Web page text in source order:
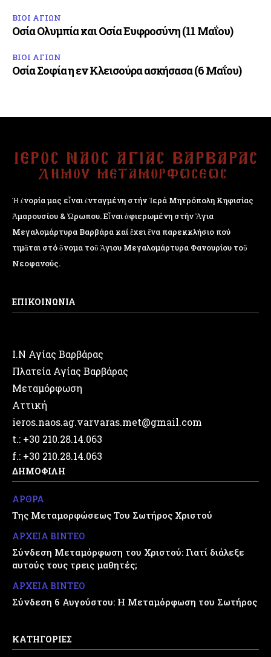
ΒΙΟΙ ΑΓΙΩΝ
Οσία Ολυμπία και Οσία Ευφροσύνη (11 Μαΐου)
ΒΙΟΙ ΑΓΙΩΝ
Οσία Σοφία η εν Κλεισούρα ασκήσασα (6 Μαΐου)
Ἡ ἐνορία μας εἶναι ἐνταγμένη στήν Ἱερά Μητρόπολη Κηφισίας
Ἁμαρουσίου & Ὠρωπου. Εἶναι ἀφιερωμένη στήν Ἅγια
Μεγαλομάρτυρα Βαρβάρα καί ἔχει ἕνα παρεκκλήσιο πού
τιμᾶται στό ὄνομα τοῦ Ἁγιου Μεγαλομάρτυρα Φανουρίου τοῦ
Νεοφανούς.
ΕΠΙΚΟΙΝΩΝΙΑ
Ι.Ν Αγίας Βαρβάρας
Πλατεία Αγίας Βαρβάρας
Μεταμόρφωση
Αττική
ieros.naos.ag.varvaras.met@gmail.com
t.: +30 210.28.14.063
f.: +30 210.28.14.063
ΔΗΜΟΦΙΛΗ
ΑΡΘΡΑ
Της Μεταμορφώσεως Του Σωτήρος Χριστού
ΑΡΧΕΙΑ ΒΙΝΤΕΟ
Σύνδεση Μεταμόρφωση του Χριστού: Γιατί διάλεξε
αυτούς τους τρεις μαθητές;
ΑΡΧΕΙΑ ΒΙΝΤΕΟ
Σύνδεση 6 Αυγούστου: Η Μεταμόρφωση του Σωτήρος
ΚΑΤΗΓΟΡΙΕΣ